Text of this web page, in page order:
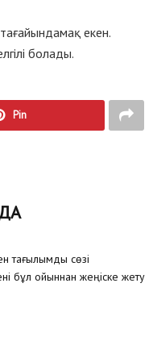
екен.
болады.
Pin
тағылымды сөзі
бұл ойыннан жеңіске жету